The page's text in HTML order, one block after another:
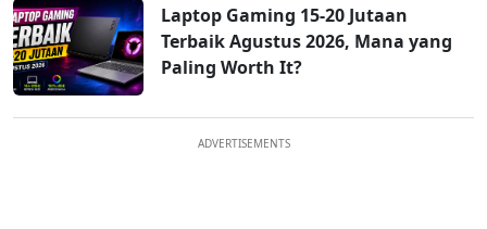
Laptop Gaming 15-20 Jutaan
Terbaik Agustus 2026, Mana yang
Paling Worth It?
ADVERTISEMENTS